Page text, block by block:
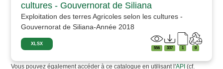
cultures - Gouvernorat de Siliana
Exploitation des terres Agricoles selon les cultures -
Gouvernorat de Siliana-Année 2018
XLSX
556 337 1 0
Vous pouvez également accéder à ce catalogue en utilisant l'API (cf.